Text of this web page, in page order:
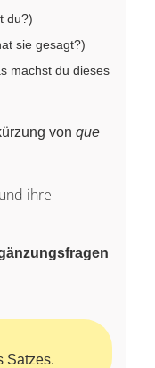
du?)
sie gesagt?)
machst du dieses
von que
ihre
Satzes.